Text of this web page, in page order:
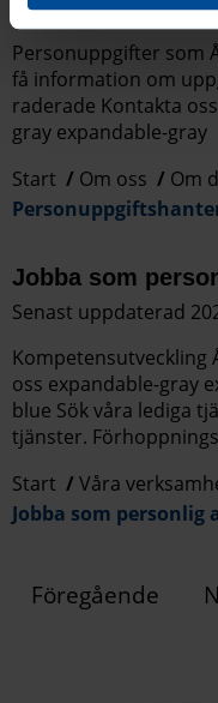
Senast uppdaterad
Personuppgifter som
få information om
raderade Kontakta
gray expandable-gray
Start
Om oss
Om
Jobba som
Senast uppdaterad
Kompetensutveckling
oss expandable-gray
blue Sök våra lediga
tjänster.
Start
Våra
Jobba som personlig
Föregående